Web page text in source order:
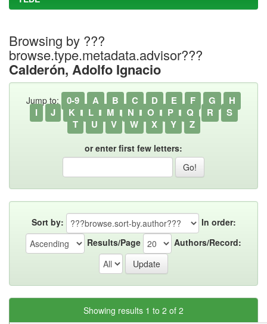
Browsing by ???
browse.type.metadata.advisor???
Calderón, Adolfo Ignacio
Jump to: 0-9 A B C D E F G
H
I
J K L M N O P Q R
S
T
U V W X Y Z
or enter first few letters:
Sort by:
In order:
Results/Page
Authors/Record:
Showing results 1 to 2 of 2